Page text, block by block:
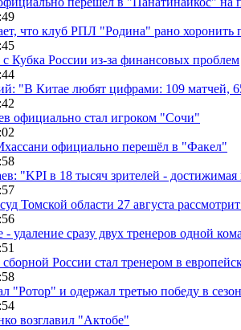
что клуб РПЛ "Родина" рано хоронить
с Кубка России из-за финансовых проблем
"В Китае любят цифрами: 109 матчей,
официально стал игроком "Сочи"
официально перешёл в "Факел"
"KPI в 18 тысяч зрителей -
Томской области 27 августа
- удаление сразу двух тренеров одной
России стал тренером в
"Ротор" и одержал третью победу в
возглавил "Актобе"